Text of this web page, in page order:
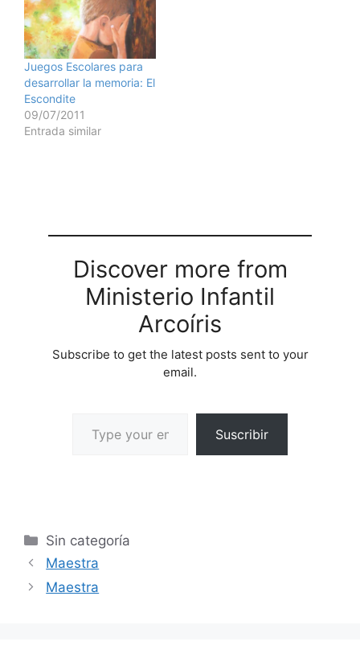
Juegos Escolares para
desarrollar la memoria: El
Escondite
09/07/2011
Entrada similar
Discover more from
Ministerio Infantil
Arcoíris
Subscribe to get the latest posts sent to your
email.
Suscribir
Sin categoría
Maestra
Maestra